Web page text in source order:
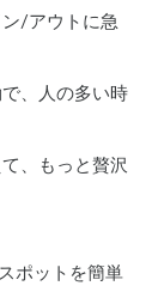
ン/アウトに急
、人の多い時
、もっと贅沢
ポットを簡単